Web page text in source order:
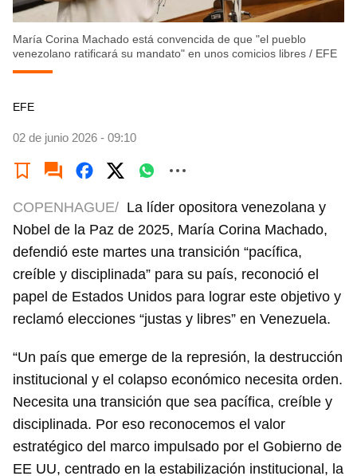
María Corina Machado está convencida de que "el pueblo
venezolano ratificará su mandato" en unos comicios libres / EFE
EFE
02 de junio 2026 - 09:10
COPENHAGUE/ La líder opositora venezolana y
Nobel de la Paz de 2025, María Corina Machado,
defendió este martes una transición “pacífica,
creíble y disciplinada” para su país, reconoció el
papel de Estados Unidos para lograr este objetivo y
reclamó elecciones “justas y libres” en Venezuela.
“Un país que emerge de la represión, la destrucción
institucional y el colapso económico necesita orden.
Necesita una transición que sea pacífica, creíble y
disciplinada. Por eso reconocemos el valor
estratégico del marco impulsado por el Gobierno de
EE UU, centrado en la estabilización institucional, la